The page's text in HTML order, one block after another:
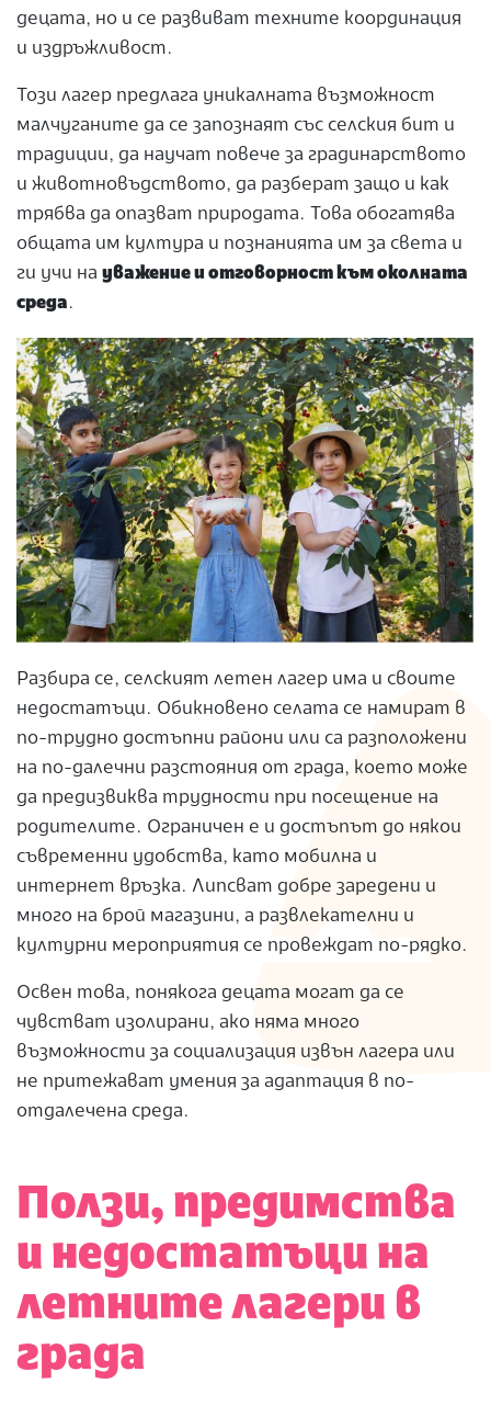
децата, но и се развиват техните координация
и издръжливост.
Този лагер предлага уникалната възможност
малчуганите да се запознаят със селския бит и
традиции, да научат повече за градинарството
и животновъдството, да разберат защо и как
трябва да опазват природата. Това обогатява
общата им култура и познанията им за света и
ги учи на уважение и отговорност към околната
среда.
Разбира се, селският летен лагер има и своите
недостатъци. Обикновено селата се намират в
по-трудно достъпни райони или са разположени
на по-далечни разстояния от града, което може
да предизвиква трудности при посещение на
родителите. Ограничен е и достъпът до някои
съвременни удобства, като мобилна и
интернет връзка. Липсват добре заредени и
много на брой магазини, а развлекателни и
културни мероприятия се провеждат по-рядко.
Освен това, понякога децата могат да се
чувстват изолирани, ако няма много
възможности за социализация извън лагера или
не притежават умения за адаптация в по-
отдалечена среда.
Ползи, предимства
и недостатъци на
летните лагери в
града